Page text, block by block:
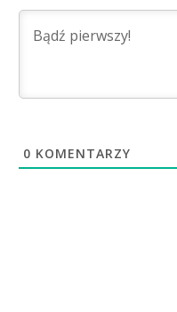
0 KOMENTARZY